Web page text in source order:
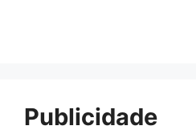
Publicidade